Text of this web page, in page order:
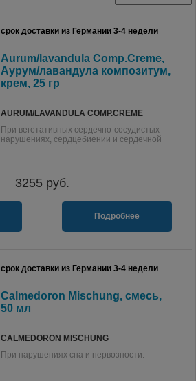
срок доставки из Германии 3-4 недели
Aurum/lavandula Comp.Creme,
Аурум/лавандула композитум,
крем, 25 гр
AURUM/LAVANDULA COMP.CREME
При вегетативных сердечно-сосудистых
нарушениях, сердцебиении и сердечной
3255 руб.
Подробнее
срок доставки из Германии 3-4 недели
Calmedoron Mischung, смесь,
50 мл
CALMEDORON MISCHUNG
При нарушениях сна и нервозности.